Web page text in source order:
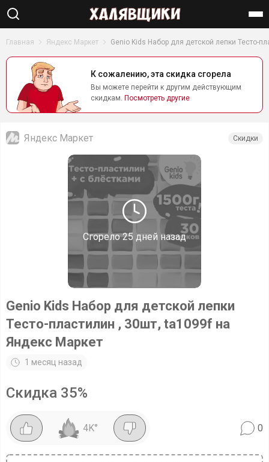
Найти
Главная Яндекс Маркет Genio Kids Набор для детской лепки Тесто-
К сожалению, эта скидка сгорела
Вы можете перейти к другим действующим
скидкам. Посмотреть другие
Сгорело25 дней назад
Яндекс Маркет Скидки
Genio Kids Набор для детской лепки
Тесто-пластилин , 30шт, ta1099f на
Яндекс Маркет
1 месяц назад
Скидка 35%
4K° 0